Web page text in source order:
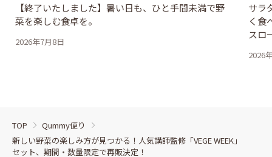
【終了いたしました】暑い日も、ひと手間未満で野
菜を楽しむ食卓を。
2026年7月8日
サラ
く食
スロ
2026
TOP
Qummy便り
新しい野菜の楽しみ方が見つかる！人気講師監修「VEGE WEEK」
セット、期間・数量限定で再販決定！